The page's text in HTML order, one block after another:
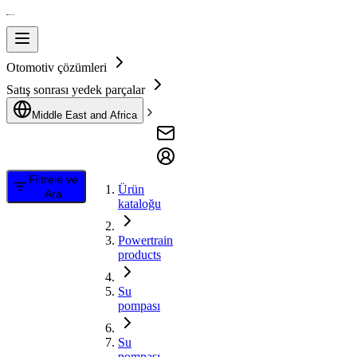
Otomotiv çözümleri
Satış sonrası yedek parçalar
Middle East and Africa
Filtrele ve
Ara
Ürün
kataloğu
Powertrain
products
Su
pompası
Su